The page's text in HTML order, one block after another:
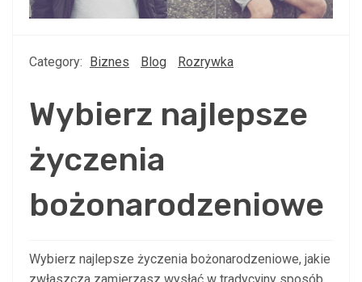
Category: Biznes Blog Rozrywka
Wybierz najlepsze
życzenia
bożonarodzeniowe
Wybierz najlepsze życzenia bożonarodzeniowe, jakie